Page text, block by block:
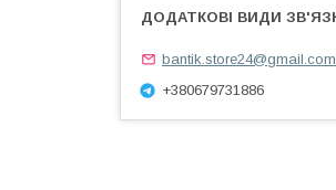
bantik.store24@gmail.com
+380679731886